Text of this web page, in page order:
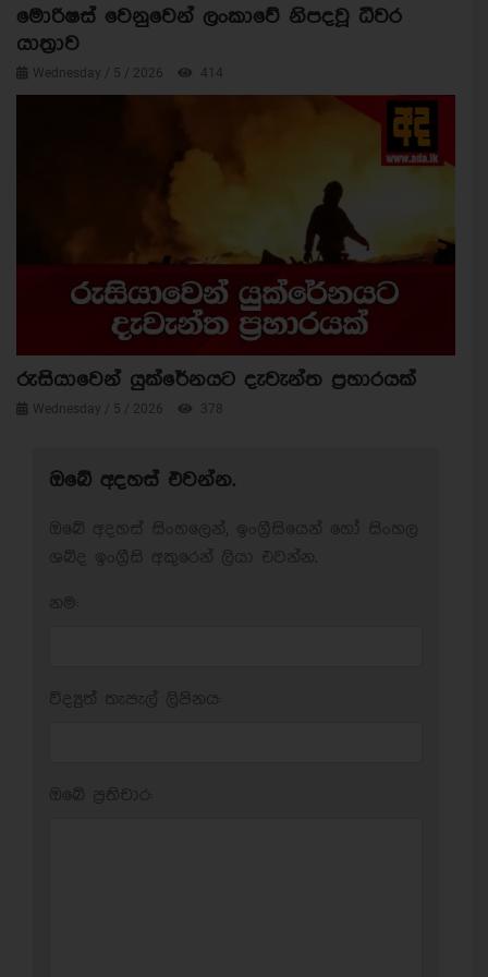
මොරිෂස් වෙනුවෙන් ලංකාවේ නිපදවූ ධීවර
යාත්‍රාව
Wednesday / 5 / 2026 414
රුසියාවෙන් යුක්රේනයට දැවැන්ත ප්‍රහාරයක්
Wednesday / 5 / 2026 378
ඔබේ අදහස් එවන්න.